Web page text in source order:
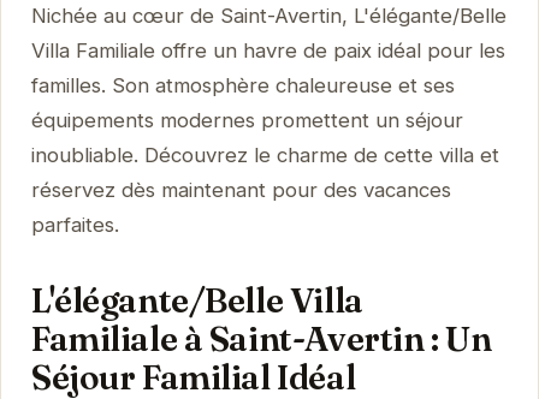
Nichée au cœur de Saint-Avertin, L'élégante/Belle
Villa Familiale offre un havre de paix idéal pour les
familles. Son atmosphère chaleureuse et ses
équipements modernes promettent un séjour
inoubliable. Découvrez le charme de cette villa et
réservez dès maintenant pour des vacances
parfaites.
L'élégante/Belle Villa
Familiale à Saint-Avertin : Un
Séjour Familial Idéal